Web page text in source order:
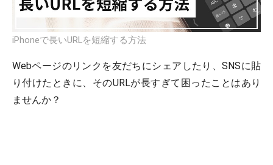
iPhoneで長いURLを短縮する方法
Webページのリンクを友だちにシェアしたり、SNSに貼
り付けたときに、そのURLが長すぎて困ったことはあり
ませんか？